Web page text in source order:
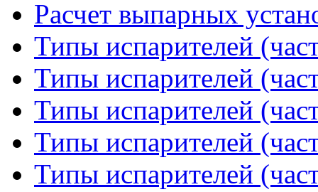
Расчет выпарных
Типы испарителей
Типы испарителей
Типы испарителей
Типы испарителей
Типы испарителей